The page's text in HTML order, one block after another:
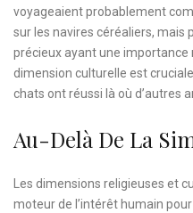
voyageaient probablement
sur les navires céréaliers,
précieux ayant une
dimension culturelle est
chats ont réussi là où d’autres
Au-Delà De La
Les dimensions religieuses et
moteur de l’intérêt humain